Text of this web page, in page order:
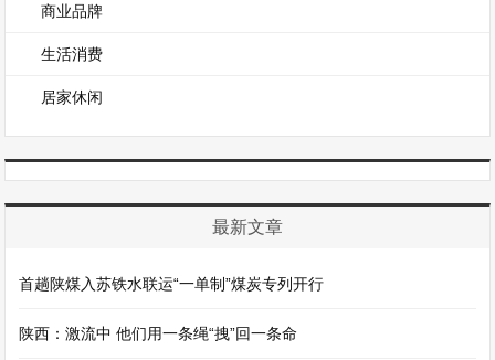
商业品牌
生活消费
居家休闲
最新文章
首趟陕煤入苏铁水联运“一单制”煤炭专列开行
陕西：激流中 他们用一条绳“拽”回一条命